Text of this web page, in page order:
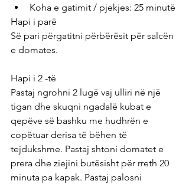
Koha e gatimit / pjekjes: 25 minutë
Hapi i parë
Së pari përgatitni përbërësit për salcën
e domates.
Hapi i 2 -të
Pastaj ngrohni 2 lugë vaj ulliri në një
tigan dhe skuqni ngadalë kubat e
qepëve së bashku me hudhrën e
copëtuar derisa të bëhen të
tejdukshme. Pastaj shtoni domatet e
prera dhe ziejini butësisht për rreth 20
minuta pa kapak. Pastaj palosni